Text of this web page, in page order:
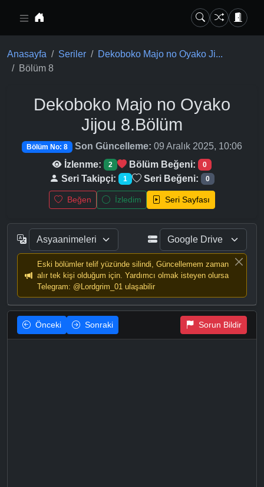
Anasayfa Seriler
Dekoboko Majo no Oyako Ji...
Bölüm 8
Dekoboko Majo no Oyako
Jijou 8.Bölüm
Bölüm No: 8 Son Güncelleme: 09 Aralık 2025, 10:06
İzlenme:
2 Bölüm Beğeni: 0
Seri Takipçi: 1 Seri Beğeni: 0
Beğen İzledim Seri Sayfası
Eski bölümler telif yüzünde silindi, Güncellemem zaman
alır tek kişi olduğum için. Yardımcı olmak isteyen olursa
Telegram: @Lordgrim_01 ulaşabilir
Önceki Sonraki Sorun Bildir